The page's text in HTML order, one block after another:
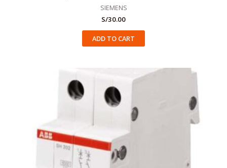
SIEMENS
S/30.00
ADD TO CART